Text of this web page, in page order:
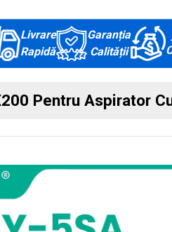
Livrare
Rapidă
Garanția
Calității
Pentru Aspirator